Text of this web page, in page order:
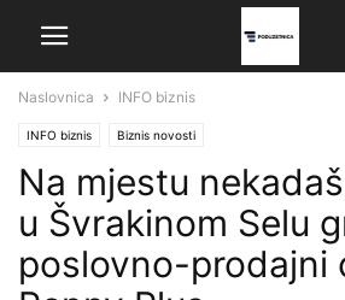
Naslovnica INFO biznis
INFO biznis Biznis novosti
Na mjestu
u Švrakinom Selu
poslovno-prodajni